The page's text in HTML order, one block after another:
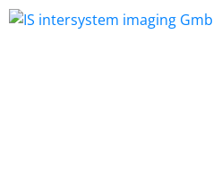
Vai